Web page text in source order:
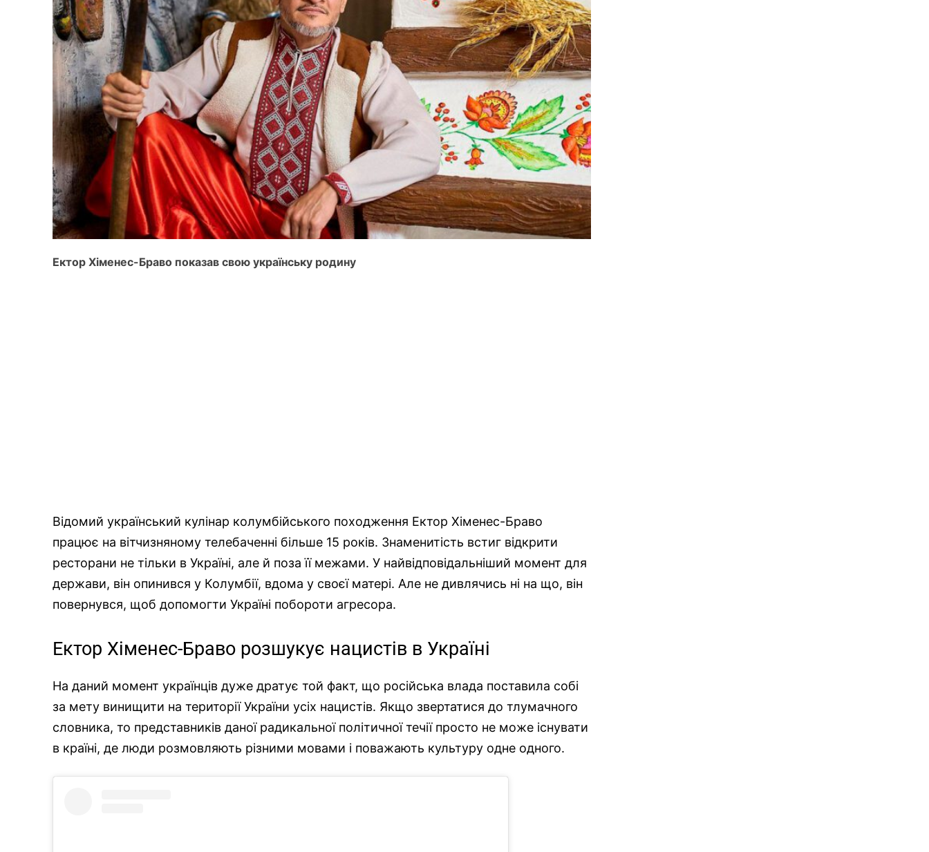
Ектор Хіменес-Браво показав свою українську родину
Відомий український кулінар колумбійського походження Ектор Хіменес-Браво
працює на вітчизняному телебаченні більше 15 років. Знаменитість встиг відкрити
ресторани не тільки в Україні, але й поза її межами. У найвідповідальніший момент для
держави, він опинився у Колумбії, вдома у своєї матері. Але не дивлячись ні на що, він
повернувся, щоб допомогти Україні побороти агресора.
Ектор Хіменес-Браво розшукує нацистів в Україні
На даний момент українців дуже дратує той факт, що російська влада поставила собі
за мету винищити на території України усіх нацистів. Якщо звертатися до тлумачного
словника, то представників даної радикальної політичної течії просто не може існувати
в країні, де люди розмовляють різними мовами і поважають культуру одне одного.